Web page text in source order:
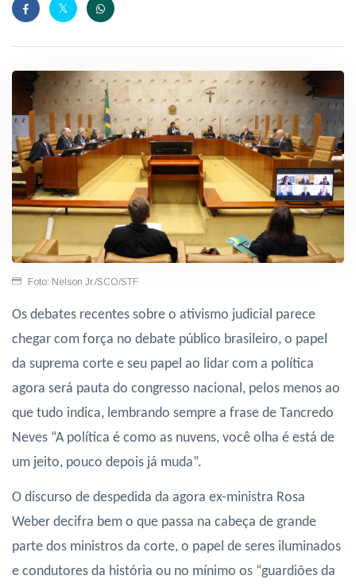
Foto: Nelson Jr./SCO/STF
Os debates recentes sobre o ativismo judicial parece
chegar com força no debate público brasileiro, o papel
da suprema corte e seu papel ao lidar com a política
agora será pauta do congresso nacional, pelos menos ao
que tudo indica, lembrando sempre a frase de Tancredo
Neves “A política é como as nuvens, você olha é está de
um jeito, pouco depois já muda”.
O discurso de despedida da agora ex-ministra Rosa
Weber decifra bem o que passa na cabeça de grande
parte dos ministros da corte, o papel de seres iluminados
e condutores da história ou no mínimo os “guardiões da